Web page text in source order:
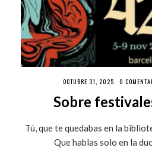
OCTUBRE 31, 2025 · 0
Sobre
Tú, que te quedabas en la
Que hablas solo en la